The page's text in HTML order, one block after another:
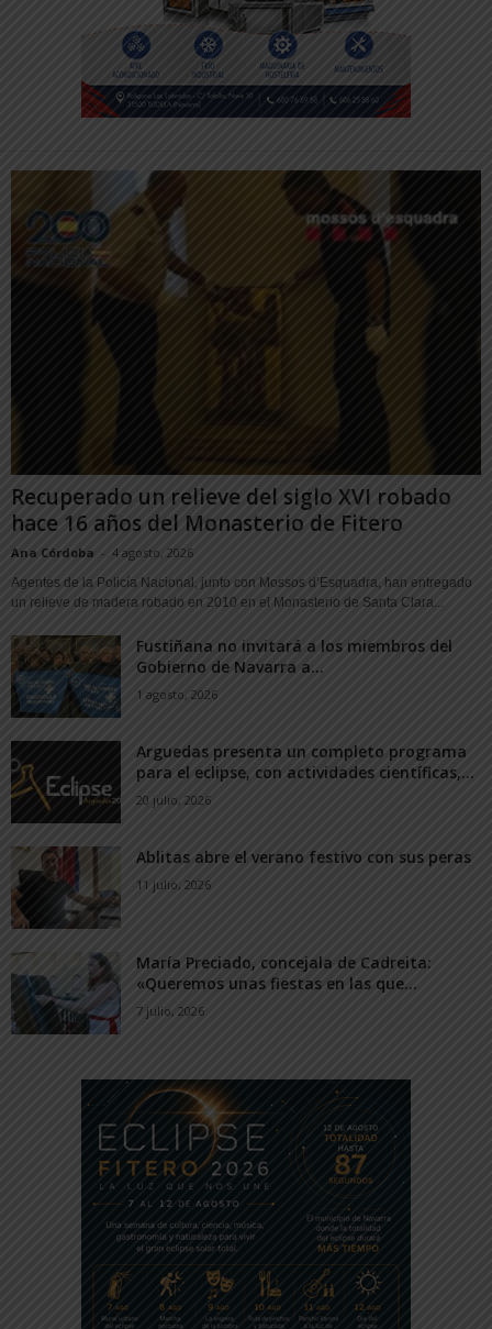
Recuperado un relieve del siglo XVI robado
hace 16 años del Monasterio de Fitero
Ana Córdoba - 4 agosto, 2026
Agentes de la Policía Nacional, junto con Mossos d’Esquadra, han entregado
un relieve de madera robado en 2010 en el Monasterio de Santa Clara...
Fustiñana no invitará a los miembros del
Gobierno de Navarra a...
1 agosto, 2026
Arguedas presenta un completo programa
para el eclipse, con actividades científicas,...
20 julio, 2026
Ablitas abre el verano festivo con sus peras
11 julio, 2026
María Preciado, concejala de Cadreita:
«Queremos unas fiestas en las que...
7 julio, 2026